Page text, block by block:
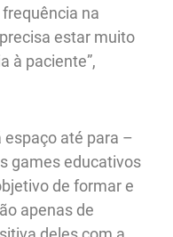
na
estar muito
à paciente”,
espaço até para –
games educativos
de formar e
apenas de